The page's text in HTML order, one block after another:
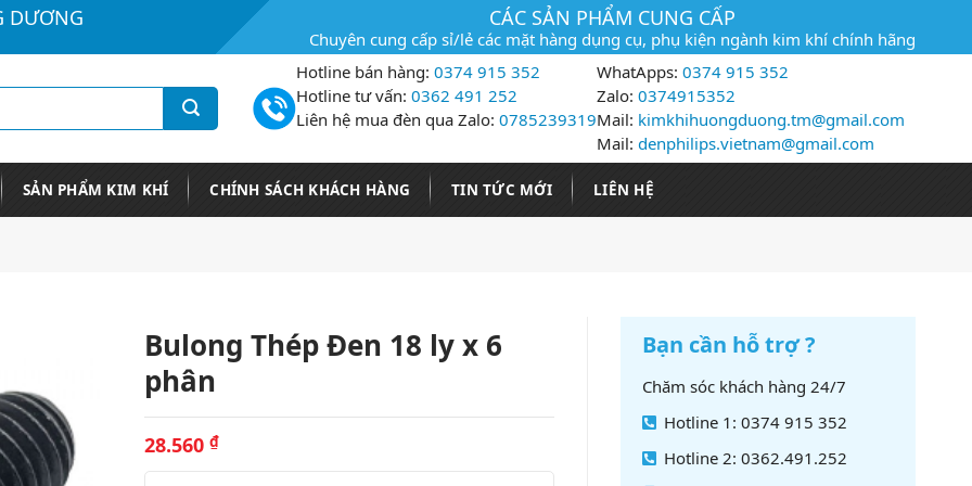
DƯƠNG CÁC SẢN PHẨM CUNG CẤP
Chuyên cung cấp sỉ/lẻ các mặt hàng dụng cụ, phụ kiện ngành kim khí chính hãng
Hotline bán hàng: 0374 915 352
Hotline tư vấn: 0362 491 252
Liên hệ mua đèn qua Zalo: 0785239319
WhatApps: 0374 915 352
Zalo: 0374915352
Mail: kimkhihuongduong.tm@gmail.com
Mail: denphilips.vietnam@gmail.com
SẢN PHẨM KIM KHÍ CHÍNH SÁCH KHÁCH HÀNG TIN TỨC MỚI LIÊN HỆ
Bulong Thép Đen 18 ly x 6
phân
28.560₫
Bạn cần hỗ trợ ?
Chăm sóc khách hàng 24/7
Hotline 1: 0374 915 352
Hotline 2: 0362.491.252